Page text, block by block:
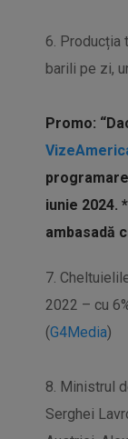
6. Producția
barili pe zi,
Promo:
iunie 2024.
ambasadă
7.
2022 – cu
(G4Media)
8. Ministrul
Serghei